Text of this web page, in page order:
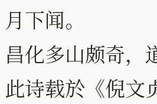
月下闻。
昌化多山颇奇，
此诗载於《倪文